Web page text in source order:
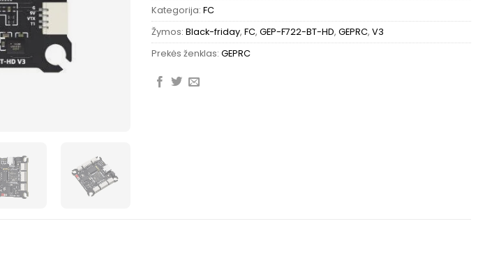
Kategorija: FC
Žymos: Black-friday, FC, GEP-F722-BT-HD, GEPRC, V3
Prekės ženklas: GEPRC